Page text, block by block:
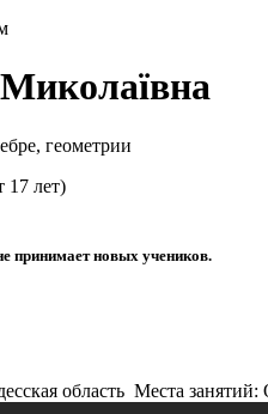
геометрии
17 лет)
принимает новых учеников.
область Места занятий: